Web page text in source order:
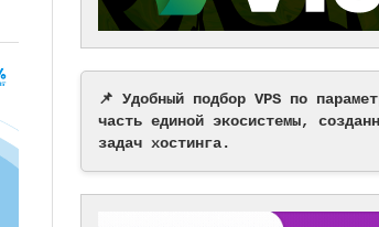
📌 Удобный подбор VPS по
часть единой экосистемы,
задач хостинга.